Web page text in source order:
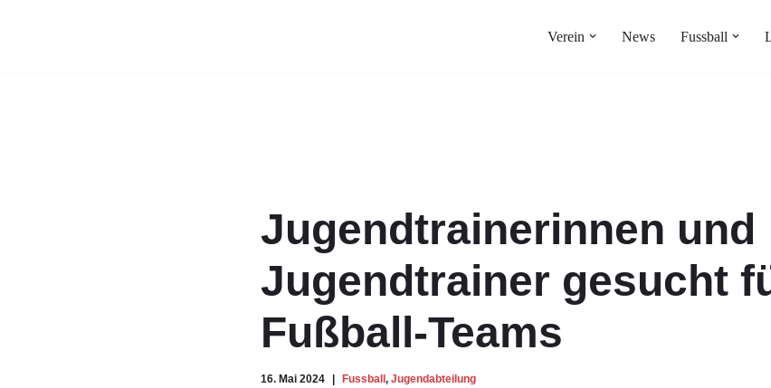
Verein News Fussball
Jugendtrainerinnen und
Jugendtrainer gesucht
Fußball-Teams
16. Mai 2024 Fussball , Jugendabteilung